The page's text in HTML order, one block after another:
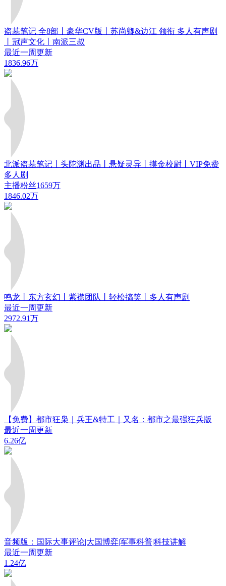
盗墓笔记 全8部丨豪华CV版丨苏尚卿&边江 领衔 多人有声剧
丨冠声文化丨南派三叔
最近一周更新
1836.96万
北派盗墓笔记丨头陀渊出品丨悬疑灵异丨摸金校尉丨VIP免费
多人剧
主播粉丝1659万
1846.02万
鸣龙丨东方玄幻丨紫襟团队丨轻松搞笑丨多人有声剧
最近一周更新
2972.91万
【免费】都市狂枭｜兵王&特工｜又名：都市之最强狂兵版
最近一周更新
6.26亿
音频版：国际大事评论|大国博弈|军事科普|科技讲解
最近一周更新
1.24亿